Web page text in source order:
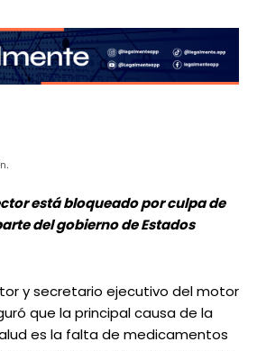
está bloqueado por culpa de
del gobierno de Estados
y secretario ejecutivo del motor
que la principal causa de la
es la falta de medicamentos